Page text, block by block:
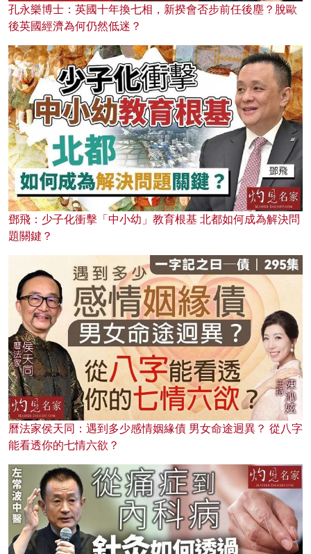
孔永樂博士：英國十年換七相，新揆會否步前任後塵？脫歐
後英國經濟為何仍然低迷？
鄧飛：少子化衝擊「中小幼」教育根基 北都如何成為解決問
題關鍵？
曆法家侯天同：遇到多少感情姻緣債 男女命途迥異？ 從八字
能看透你的七情六欲？